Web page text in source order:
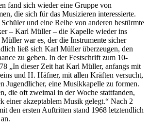
fand sich wieder eine Gruppe von
die sich für das Musizieren interessierte.
und eine Reihe von anderen bestürmte
– Karl Müller – die Kapelle wieder ins
war es, der die Instrumente sicher
ließ sich Karl Müller überzeugen, den
zu geben. In der Festschrift zum 10-
„In dieser Zeit hat Karl Müller, anfangs mit
und H. Häfner, mit allen Kräften versucht,
Jugendlicher, eine Musikkapelle zu formen.
die oft zweimal in der Woche stattfanden,
einer akzeptablem Musik gelegt.“ Nach 2
den ersten Auftritten stand 1968 letztendlich